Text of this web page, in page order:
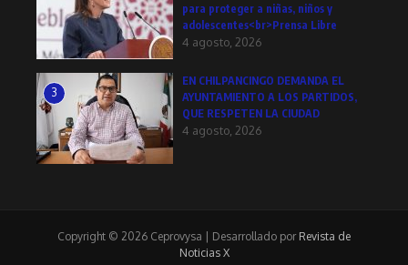
para proteger a niñas, niños y
adolescentes<br>Prensa Libre
4 agosto, 2026
3
EN CHILPANCINGO DEMANDA EL
AYUNTAMIENTO A LOS PARTIDOS,
QUE RESPETEN LA CIUDAD
4 agosto, 2026
Copyright © 2026 Ceprovysa | Desarrollado por Revista de
Noticias X